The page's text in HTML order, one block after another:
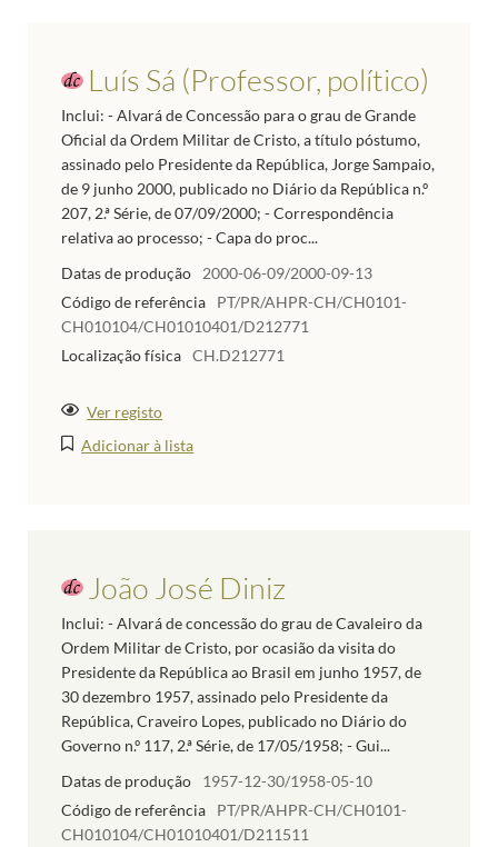
Luís Sá (Professor, político)
Inclui: - Alvará de Concessão para o grau de Grande
Oficial da Ordem Militar de Cristo, a título póstumo,
assinado pelo Presidente da República, Jorge Sampaio,
de 9 junho 2000, publicado no Diário da República n.º
207, 2.ª Série, de 07/09/2000; - Correspondência
relativa ao processo; - Capa do proc...
Datas de produção
2000-06-09/2000-09-13
Código de referência
PT/PR/AHPR-CH/CH0101-
CH010104/CH01010401/D212771
Localização física CH.D212771
Ver registo
Adicionar à lista
João José Diniz
Inclui: - Alvará de concessão do grau de Cavaleiro da
Ordem Militar de Cristo, por ocasião da visita do
Presidente da República ao Brasil em junho 1957, de
30 dezembro 1957, assinado pelo Presidente da
República, Craveiro Lopes, publicado no Diário do
Governo n.º 117, 2.ª Série, de 17/05/1958; - Gui...
Datas de produção
1957-12-30/1958-05-10
Código de referência
PT/PR/AHPR-CH/CH0101-
CH010104/CH01010401/D211511